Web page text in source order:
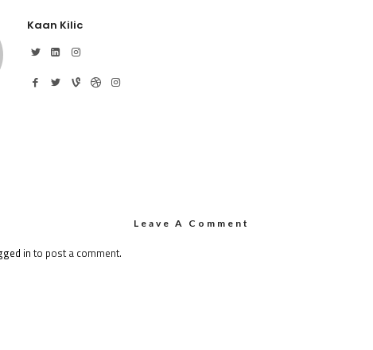
Kaan Kilic
Leave A Comment
in to post a comment.